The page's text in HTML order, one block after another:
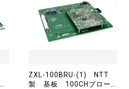
ZXL-100BRU-(1) NTT
製 基板 100CHブロー